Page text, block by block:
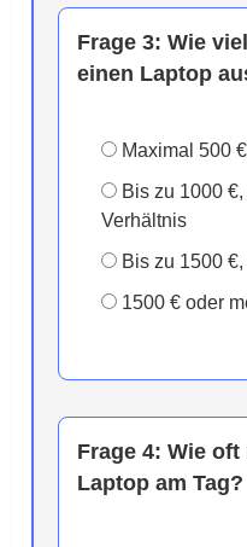
Frage 3: Wie
einen Laptop
Maximal 500
Bis zu 1000
Verhältnis
Bis zu 1500
1500 € oder
Frage 4: Wie oft
Laptop am Tag?